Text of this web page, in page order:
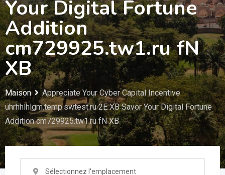
Your Digital Fortune
Addition
cm729925.tw1.ru fN
XB
Maison
Appreciate Your Cyber Capital Incentive
uhrhhlhlgm.temp.swtest.ru 2E XB Savor Your Digital Fortune
Addition cm729925.tw1.ru fN XB
Sélectionnez l'emplacement